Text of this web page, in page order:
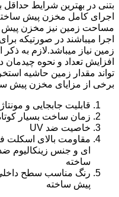
مساحت زمین نیز مخزن پیش
اجرا میباشند در صورتیکه
زمین نیاز میباشد.لازم به
افزایش تعداد و نحوه
تواند مقدار زمین حاشیه
برخی از مزایای مخزن پیش
قابلیت جابجایی و
زمان ساخت بسیار
خاصیت ضد UV
مقاومت بالای اسکلت
ای و جنس زینکالیوم
ساخته
رنگ مناسب سطح داخلی
پیش ساخته